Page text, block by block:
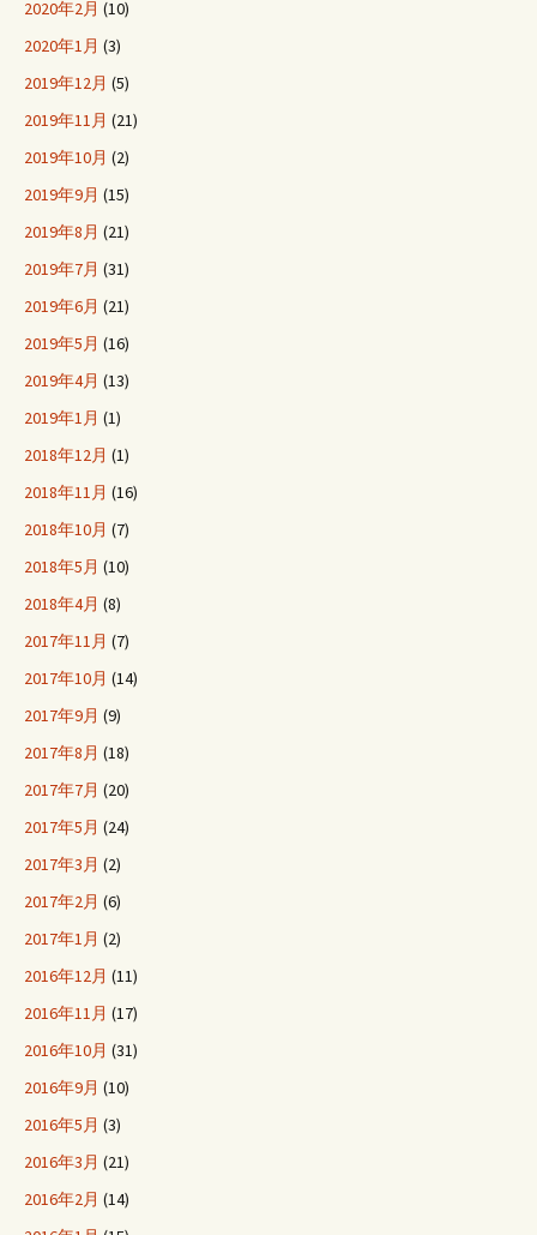
2020年2月 (10)
2020年1月 (3)
2019年12月 (5)
2019年11月 (21)
2019年10月 (2)
2019年9月 (15)
2019年8月 (21)
2019年7月 (31)
2019年6月 (21)
2019年5月 (16)
2019年4月 (13)
2019年1月 (1)
2018年12月 (1)
2018年11月 (16)
2018年10月 (7)
2018年5月 (10)
2018年4月 (8)
2017年11月 (7)
2017年10月 (14)
2017年9月 (9)
2017年8月 (18)
2017年7月 (20)
2017年5月 (24)
2017年3月 (2)
2017年2月 (6)
2017年1月 (2)
2016年12月 (11)
2016年11月 (17)
2016年10月 (31)
2016年9月 (10)
2016年5月 (3)
2016年3月 (21)
2016年2月 (14)